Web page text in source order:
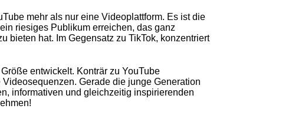
mehr als nur eine Videoplattform. Es ist die
riesiges Publikum erreichen, das ganz
bieten hat. Im Gegensatz zu TikTok, konzentriert
entwickelt. Konträr zu YouTube
Videosequenzen. Gerade die junge Generation
informativen und gleichzeitig inspirierenden